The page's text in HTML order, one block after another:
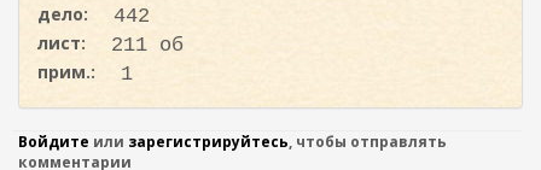
дело:
442
лист:
211 об
прим.:
1
Войдите или зарегистрируйтесь, чтобы отправлять
комментарии